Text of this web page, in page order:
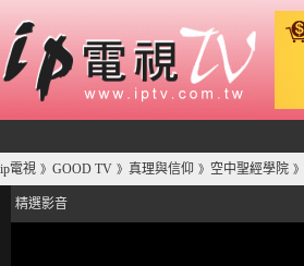
ip電視 》 GOOD TV 》 真理與信仰 》 空中聖經學院 》
精選影音